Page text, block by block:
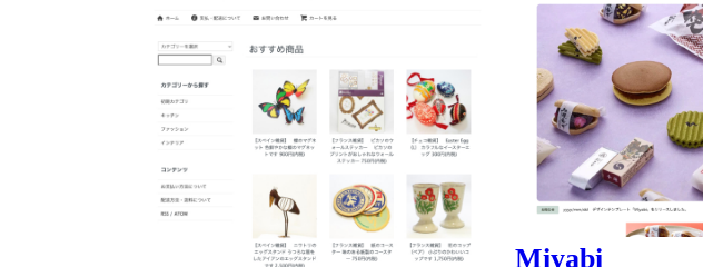
Miyabi